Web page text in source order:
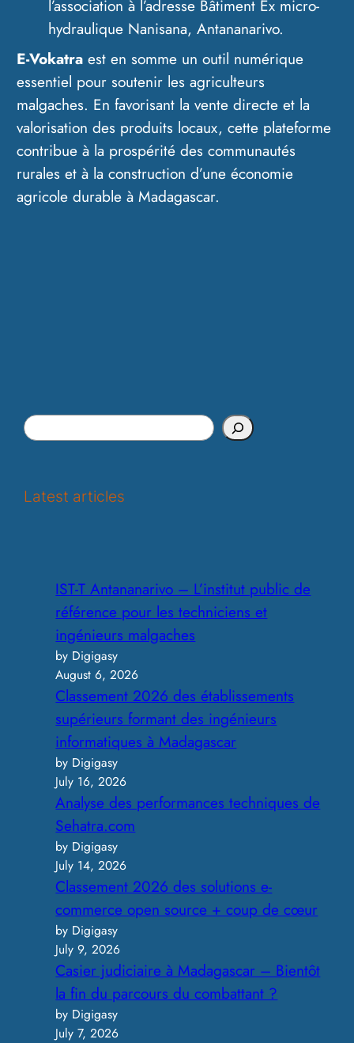
l’association à l’adresse Bâtiment Ex micro-
hydraulique Nanisana, Antananarivo.
E-Vokatra est en somme un outil numérique
essentiel pour soutenir les agriculteurs
malgaches. En favorisant la vente directe et la
valorisation des produits locaux, cette plateforme
contribue à la prospérité des communautés
rurales et à la construction d’une économie
agricole durable à Madagascar.
S
rLatest articles
IST-T Antananarivo – L’institut public de
référence pour les techniciens et
ingénieurs malgaches
by Digigasy
August 6, 2026
Classement 2026 des établissements
supérieurs formant des ingénieurs
informatiques à Madagascar
by Digigasy
July 16, 2026
Analyse des performances techniques de
Sehatra.com
by Digigasy
July 14, 2026
Classement 2026 des solutions e-
commerce open source + coup de cœur
by Digigasy
July 9, 2026
Casier judiciaire à Madagascar – Bientôt
la fin du parcours du combattant ?
by Digigasy
July 7, 2026